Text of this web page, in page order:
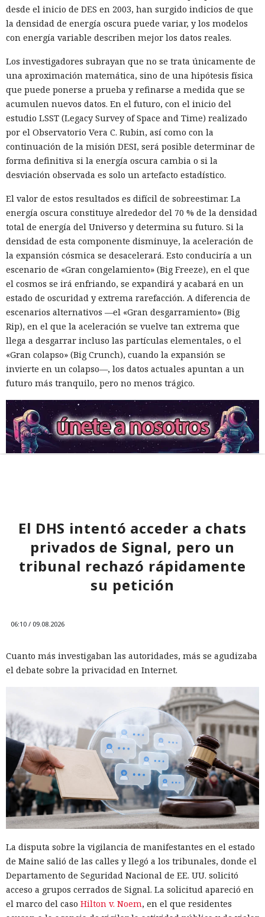
desde el inicio de DES en 2003, han surgido indicios de que
la densidad de energía oscura puede variar, y los modelos
con energía variable describen mejor los datos reales.
Los investigadores subrayan que no se trata únicamente de
una aproximación matemática, sino de una hipótesis física
que puede ponerse a prueba y refinarse a medida que se
acumulen nuevos datos. En el futuro, con el inicio del
estudio LSST (Legacy Survey of Space and Time) realizado
por el Observatorio Vera C. Rubin, así como con la
continuación de la misión DESI, será posible determinar de
forma definitiva si la energía oscura cambia o si la
desviación observada es solo un artefacto estadístico.
El valor de estos resultados es difícil de sobreestimar. La
energía oscura constituye alrededor del 70 % de la densidad
total de energía del Universo y determina su futuro. Si la
densidad de esta componente disminuye, la aceleración de
la expansión cósmica se desacelerará. Esto conduciría a un
escenario de «Gran congelamiento» (Big Freeze), en el que
el cosmos se irá enfriando, se expandirá y acabará en un
estado de oscuridad y extrema rarefacción. A diferencia de
escenarios alternativos —el «Gran desgarramiento» (Big
Rip), en el que la aceleración se vuelve tan extrema que
llega a desgarrar incluso las partículas elementales, o el
«Gran colapso» (Big Crunch), cuando la expansión se
invierte en un colapso—, los datos actuales apuntan a un
futuro más tranquilo, pero no menos trágico.
El DHS intentó acceder a chats
privados de Signal, pero un
tribunal rechazó rápidamente
su petición
06:10 / 09.08.2026
Cuanto más investigaban las autoridades, más se agudizaba
el debate sobre la privacidad en Internet.
La disputa sobre la vigilancia de manifestantes en el estado
de Maine salió de las calles y llegó a los tribunales, donde el
Departamento de Seguridad Nacional de EE. UU. solicitó
acceso a grupos cerrados de Signal. La solicitud apareció en
el marco del caso Hilton v. Noem, en el que residentes